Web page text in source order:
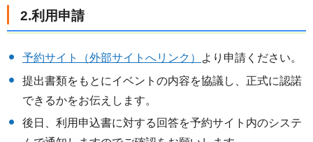
2.利用申請
予約サイト（外部サイトへリンク）
より申請ください。
提出書類をもとにイベントの内容を協議し、正式に認諾
できるかをお伝えします。
後日、利用申込書に対する回答を予約サイト内のシステ